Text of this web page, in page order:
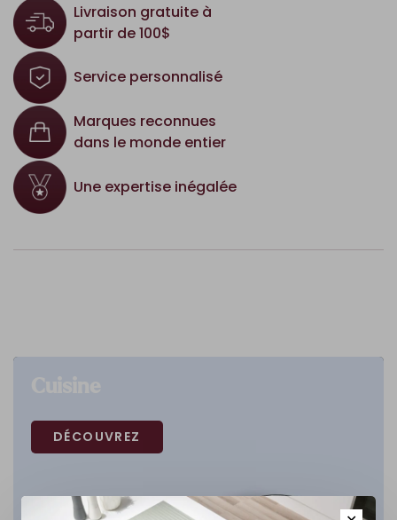
Livraison gratuite à
partir de 100$
Service personnalisé
Marques reconnues
dans le monde entier
Une expertise inégalée
DÉCOUVREZ